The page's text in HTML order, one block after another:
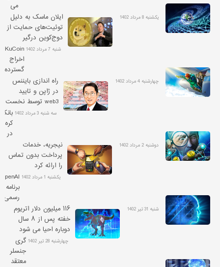
هزار
دلار
می
تواند
تا
10
میلیارد
دلار
برای
مالی
پس
انداز
یکشنبه 8 مرداد 1402
ایلان ماسک به دلیل
توئیت‌های حمایت از
دوج‌کوین درگیر
شکایت ۲۵۸
شنبه 7 مرداد 1402
KuCoin
اخراج
گسترده
کارکنان
را رد
می کند
چهارشنبه 4 مرداد 1402
راه اندازی بایننس
در ژاپن و تایید
web3 توسط نخست
وزیر
سه شنبه 3 مرداد 1402
در
کوین
دوشنبه 2 مرداد 1402
نیجریه، خدمات
پرداخت بدون تماس
را ارائه کرد
یکشنبه 1 مرداد 1402
OpenAI
برنامه
رسمی
را
برای
اندروید
راه
اندازی
شنبه 31 تیر 1402
۱۱۶ میلیون دلار اتریوم
خفته پس از ۸ سال
دوباره احیا می شود
چهارشنبه 28 تیر 1402
گری
جنسلر
معتقد